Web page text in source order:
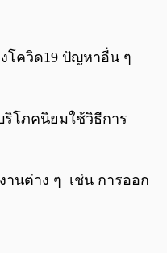
โควิด19 ปัญหาอื่น ๆ
โภคนิยมใช้วิธีการ
นต่าง ๆ เช่น การออก